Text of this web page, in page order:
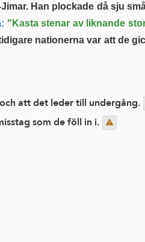
Han plockade då sju
"Kasta stenar av liknande
att det leder till undergång.
som de föll in i.